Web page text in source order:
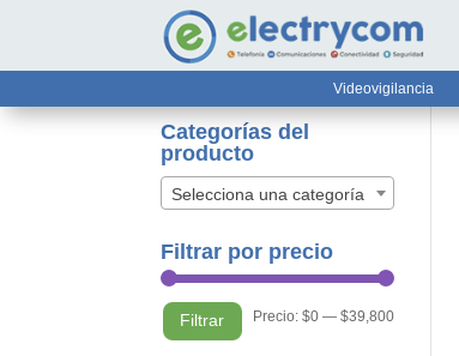
 online@electrycom.mx
Videovigilancia
Categorías del
producto
Selecciona una categoría
Filtrar por precio
Precio
Precio
Filtrar Precio: $0— $39,800